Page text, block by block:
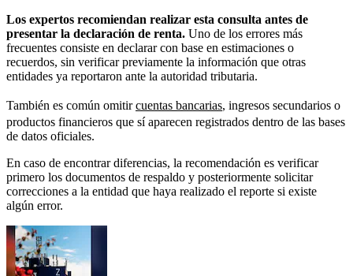
Los expertos recomiendan realizar esta consulta antes de
presentar la declaración de renta. Uno de los errores más
frecuentes consiste en declarar con base en estimaciones o
recuerdos, sin verificar previamente la información que otras
entidades ya reportaron ante la autoridad tributaria.
También es común omitircuentas bancarias, ingresos secundarios o
productos financieros que sí aparecen registrados dentro de las bases
de datos oficiales.
En caso de encontrar diferencias, la recomendación es verificar
primero los documentos de respaldo y posteriormente solicitar
correcciones a la entidad que haya realizado el reporte si existe
algún error.